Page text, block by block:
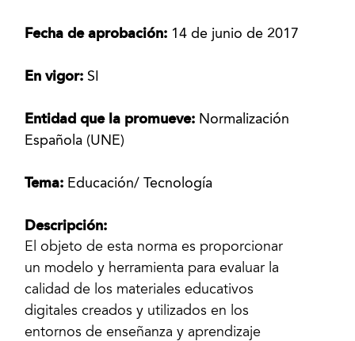
Fecha de aprobación: 14 de junio de 2017
En vigor: SI
Entidad que la promueve: Normalización
Española (UNE)
Tema: Educación/ Tecnología
Descripción:
El objeto de esta norma es proporcionar
un modelo y herramienta para evaluar la
calidad de los materiales educativos
digitales creados y utilizados en los
entornos de enseñanza y aprendizaje